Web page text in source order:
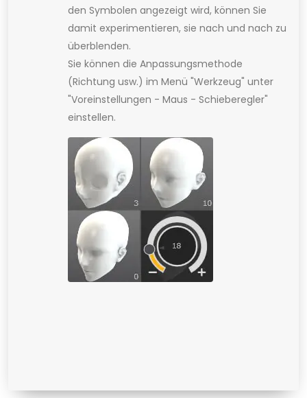
den Symbolen angezeigt wird, können Sie
damit experimentieren, sie nach und nach zu
überblenden.
Sie können die Anpassungsmethode
(Richtung usw.) im Menü "Werkzeug" unter
"Voreinstellungen - Maus - Schieberegler"
einstellen.